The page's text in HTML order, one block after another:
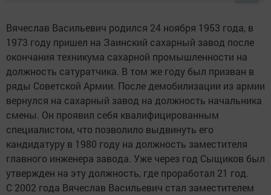
Вячеслав Васильевич родился 24 ноября 1953 года, в
1973 году пришел на Заинский сахарный завод после
окончания техникума сахарной промышленности на
должность сатуратчика. В том же году был призван в
ряды Советской Армии. После демобилизации из армии
вернулся на сахарный завод на должность начальника
смены. Он проявил себя квалифицированным
специалистом, что позволило выдвинуть его
кандидатуру в 1980 году на должность заместителя
главного инженера завода. Уже через год Сыщиков был
утвержден на эту должность, где проработал 21 год.
С 2002 года Вячеслав Васильевич стал заместителем